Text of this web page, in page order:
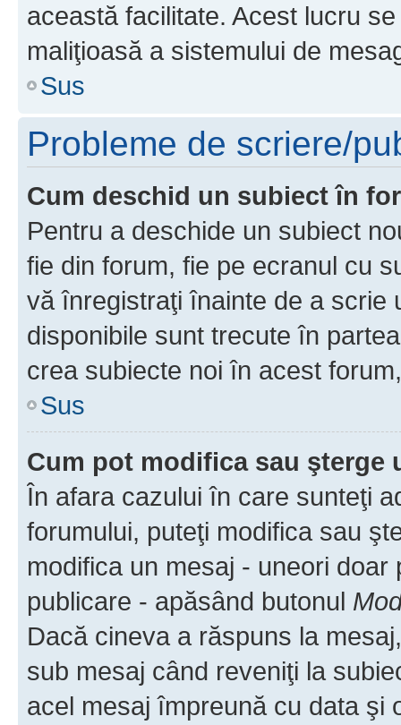
această facilitate. Acest lucru
maliţioasă a sistemului de
Sus
Probleme de scriere/
Cum deschid un subiect în
Pentru a deschide un subiect
fie din forum, fie pe ecranul cu
vă înregistraţi înainte de a scrie
disponibile sunt trecute în
crea subiecte noi în acest
Sus
Cum pot modifica sau şterge
În afara cazului în care sunteţi
forumului, puteţi modifica sau
modifica un mesaj - uneori
publicare - apăsând butonul
Dacă cineva a răspuns la
sub mesaj când reveniţi la
acel mesaj împreună cu data şi